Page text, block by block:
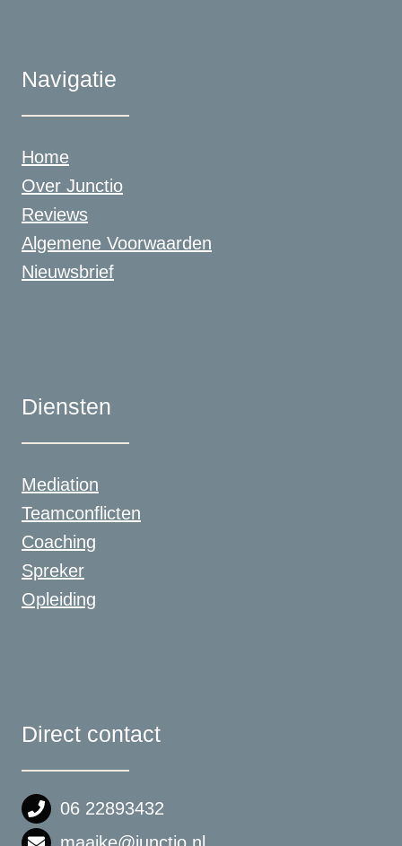
Navigatie
Home
Over Junctio
Reviews
Algemene Voorwaarden
Nieuwsbrief
Diensten
Mediation
Teamconflicten
Coaching
Spreker
Opleiding
Direct contact
06 22893432